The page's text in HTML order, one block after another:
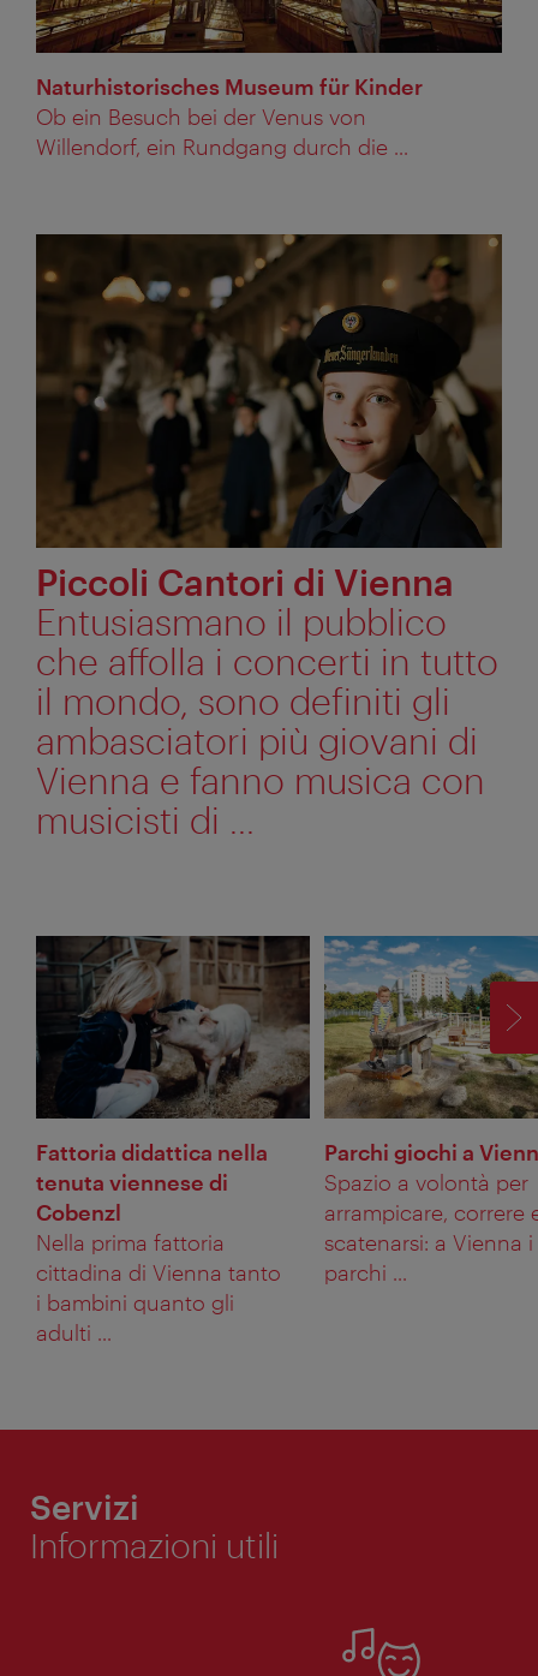
Naturhistorisches Museum für Kinder
Ob ein Besuch bei der Venus von
Willendorf, ein Rundgang durch die ...
Piccoli Cantori di Vienna
Entusiasmano il pubblico
che affolla i concerti in tutto
il mondo, sono definiti gli
ambasciatori più giovani di
Vienna e fanno musica con
musicisti di ...
Fattoria didattica nella
tenuta viennese di
Cobenzl
Nella prima fattoria
cittadina di Vienna tanto
i bambini quanto gli
adulti ...
Parchi giochi a
Spazio a volontà per
arrampicare, correre
scatenarsi: a Vienna i
parchi ...
Servizi
Informazioni utili